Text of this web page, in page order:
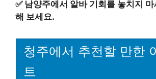
✅ 남양주에서 알바 기회를 놓치지
해 보세요.
청주에서 추천할 만한
트